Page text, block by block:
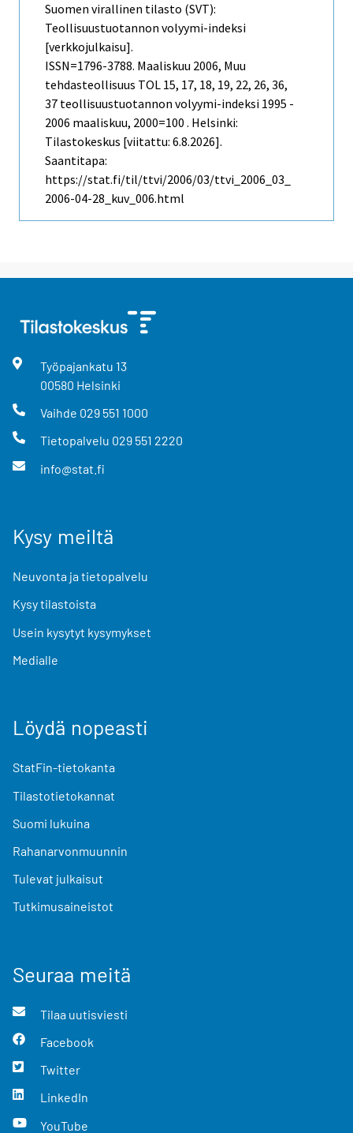
Suomen virallinen tilasto (SVT):
Teollisuustuotannon volyymi-indeksi
[verkkojulkaisu].
ISSN=1796-3788. Maaliskuu 2006, Muu
tehdasteollisuus TOL 15, 17, 18, 19, 22, 26, 36,
37 teollisuustuotannon volyymi-indeksi 1995 -
2006 maaliskuu, 2000=100 . Helsinki:
Tilastokeskus [viitattu: 6.8.2026].
Saantitapa:
https://stat.fi/til/ttvi/2006/03/ttvi_2006_03_
2006-04-28_kuv_006.html
Työpajankatu 13
00580 Helsinki
Vaihde 029 551 1000
Tietopalvelu 029 551 2220
info@stat.fi
Kysy meiltä
Neuvonta ja tietopalvelu
Kysy tilastoista
Usein kysytyt kysymykset
Medialle
Löydä nopeasti
StatFin-tietokanta
Tilastotietokannat
Suomi lukuina
Rahanarvonmuunnin
Tulevat julkaisut
Tutkimusaineistot
Seuraa meitä
Tilaa uutisviesti
Facebook
Twitter
LinkedIn
YouTube